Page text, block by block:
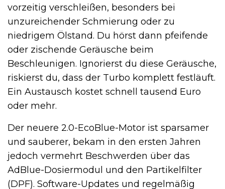
vorzeitig verschleißen, besonders bei
unzureichender Schmierung oder zu
niedrigem Ölstand. Du hörst dann pfeifende
oder zischende Geräusche beim
Beschleunigen. Ignorierst du diese Geräusche,
riskierst du, dass der Turbo komplett festläuft.
Ein Austausch kostet schnell tausend Euro
oder mehr.
Der neuere 2.0-EcoBlue-Motor ist sparsamer
und sauberer, bekam in den ersten Jahren
jedoch vermehrt Beschwerden über das
AdBlue-Dosiermodul und den Partikelfilter
(DPF). Software-Updates und regelmäßig